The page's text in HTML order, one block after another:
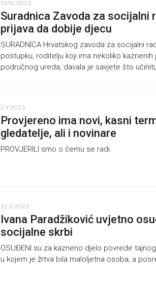
13.10.2023.
Suradnica Zavoda za socijalni
prijava da dobije djecu
SURADNICA Hrvatskog zavoda za socijalni
postupku, roditelju koji ima nekoliko
područnog ureda, davala je savjete što
2.9.2023.
Provjereno ima novi, kasni
gledatelje, ali i novinare
PROVJERILI smo o čemu se radi.
31.3.2023.
Ivana Paradžiković uvjetno
socijalne skrbi
OSUĐENI su za kazneno djelo povrede
u kojem je žrtva bila maloljetna osoba, a